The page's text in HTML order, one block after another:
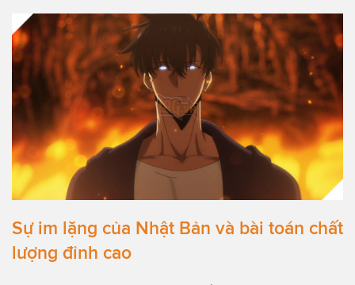
Sự im lặng của Nhật Bản và bài toán chất
lượng đỉnh cao